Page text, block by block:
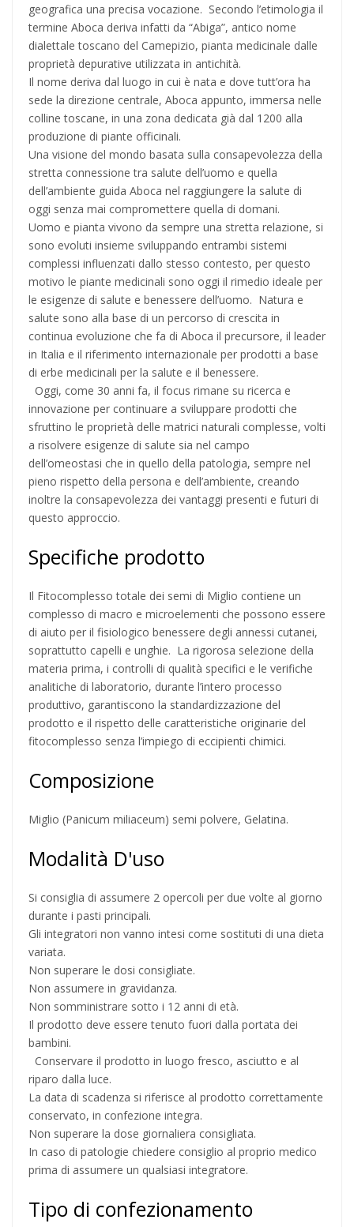
geografica una precisa vocazione. Secondo l’etimologia il
termine Aboca deriva infatti da “Abiga”, antico nome
dialettale toscano del Camepizio, pianta medicinale dalle
proprietà depurative utilizzata in antichità.
Il nome deriva dal luogo in cui è nata e dove tutt’ora ha
sede la direzione centrale, Aboca appunto, immersa nelle
colline toscane, in una zona dedicata già dal 1200 alla
produzione di piante officinali.
Una visione del mondo basata sulla consapevolezza della
stretta connessione tra salute dell’uomo e quella
dell’ambiente guida Aboca nel raggiungere la salute di
oggi senza mai compromettere quella di domani.
Uomo e pianta vivono da sempre una stretta relazione, si
sono evoluti insieme sviluppando entrambi sistemi
complessi influenzati dallo stesso contesto, per questo
motivo le piante medicinali sono oggi il rimedio ideale per
le esigenze di salute e benessere dell’uomo. Natura e
salute sono alla base di un percorso di crescita in
continua evoluzione che fa di Aboca il precursore, il leader
in Italia e il riferimento internazionale per prodotti a base
di erbe medicinali per la salute e il benessere.
Oggi, come 30 anni fa, il focus rimane su ricerca e
innovazione per continuare a sviluppare prodotti che
sfruttino le proprietà delle matrici naturali complesse, volti
a risolvere esigenze di salute sia nel campo
dell’omeostasi che in quello della patologia, sempre nel
pieno rispetto della persona e dell’ambiente, creando
inoltre la consapevolezza dei vantaggi presenti e futuri di
questo approccio.
Specifiche prodotto
Il Fitocomplesso totale dei semi di Miglio contiene un
complesso di macro e microelementi che possono essere
di aiuto per il fisiologico benessere degli annessi cutanei,
soprattutto capelli e unghie. La rigorosa selezione della
materia prima, i controlli di qualità specifici e le verifiche
analitiche di laboratorio, durante l’intero processo
produttivo, garantiscono la standardizzazione del
prodotto e il rispetto delle caratteristiche originarie del
fitocomplesso senza l’impiego di eccipienti chimici.
Composizione
Miglio (Panicum miliaceum) semi polvere, Gelatina.
Modalità D'uso
Si consiglia di assumere 2 opercoli per due volte al giorno
durante i pasti principali.
Gli integratori non vanno intesi come sostituti di una dieta
variata.
Non superare le dosi consigliate.
Non assumere in gravidanza.
Non somministrare sotto i 12 anni di età.
Il prodotto deve essere tenuto fuori dalla portata dei
bambini.
Conservare il prodotto in luogo fresco, asciutto e al
riparo dalla luce.
La data di scadenza si riferisce al prodotto correttamente
conservato, in confezione integra.
Non superare la dose giornaliera consigliata.
In caso di patologie chiedere consiglio al proprio medico
prima di assumere un qualsiasi integratore.
Tipo di confezionamento